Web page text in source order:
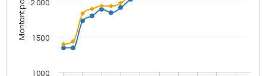
1 000
1 500
2 000